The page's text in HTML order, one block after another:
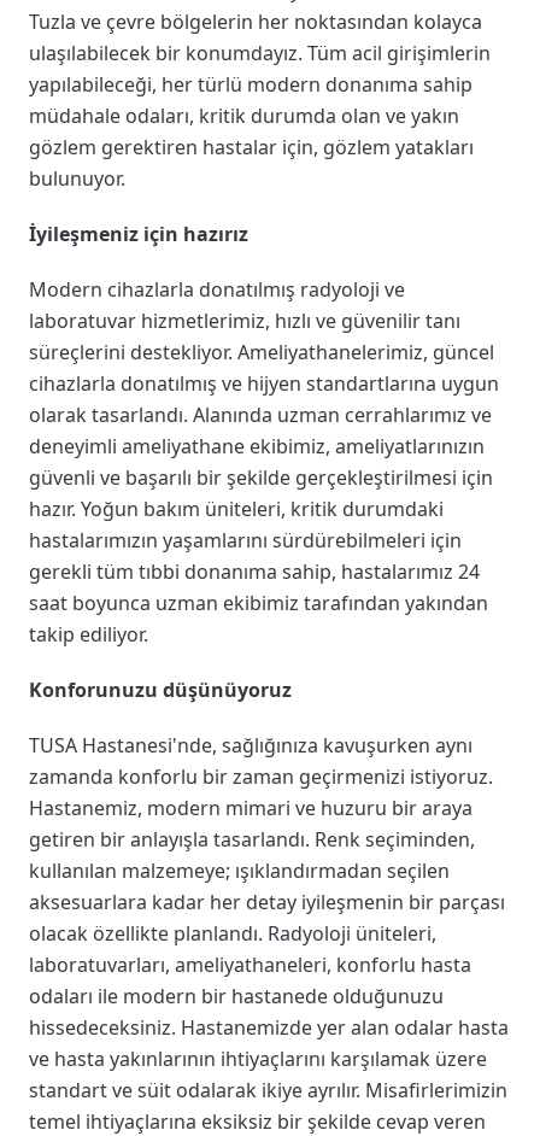
Tuzla ve çevre bölgelerin her noktasından kolayca
ulaşılabilecek bir konumdayız. Tüm acil girişimlerin
yapılabileceği, her türlü modern donanıma sahip
müdahale odaları, kritik durumda olan ve yakın
gözlem gerektiren hastalar için, gözlem yatakları
bulunuyor.
İyileşmeniz için hazırız
Modern cihazlarla donatılmış radyoloji ve
laboratuvar hizmetlerimiz, hızlı ve güvenilir tanı
süreçlerini destekliyor. Ameliyathanelerimiz, güncel
cihazlarla donatılmış ve hijyen standartlarına uygun
olarak tasarlandı. Alanında uzman cerrahlarımız ve
deneyimli ameliyathane ekibimiz, ameliyatlarınızın
güvenli ve başarılı bir şekilde gerçekleştirilmesi için
hazır. Yoğun bakım üniteleri, kritik durumdaki
hastalarımızın yaşamlarını sürdürebilmeleri için
gerekli tüm tıbbi donanıma sahip, hastalarımız 24
saat boyunca uzman ekibimiz tarafından yakından
takip ediliyor.
Konforunuzu düşünüyoruz
TUSA Hastanesi'nde, sağlığınıza kavuşurken aynı
zamanda konforlu bir zaman geçirmenizi istiyoruz.
Hastanemiz, modern mimari ve huzuru bir araya
getiren bir anlayışla tasarlandı. Renk seçiminden,
kullanılan malzemeye; ışıklandırmadan seçilen
aksesuarlara kadar her detay iyileşmenin bir parçası
olacak özellikte planlandı. Radyoloji üniteleri,
laboratuvarları, ameliyathaneleri, konforlu hasta
odaları ile modern bir hastanede olduğunuzu
hissedeceksiniz. Hastanemizde yer alan odalar hasta
ve hasta yakınlarının ihtiyaçlarını karşılamak üzere
standart ve süit odalarak ikiye ayrılır. Misafirlerimizin
temel ihtiyaçlarına eksiksiz bir şekilde cevap veren